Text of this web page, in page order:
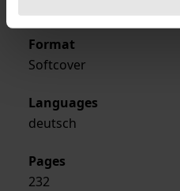
Format
Softcover
Languages
deutsch
Pages
232